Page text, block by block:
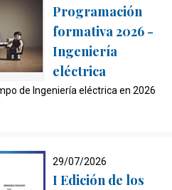
Programación
formativa 2026 -
Ingeniería
eléctrica
de Ingeniería eléctrica en 2026
29/07/2026
I Edición de los